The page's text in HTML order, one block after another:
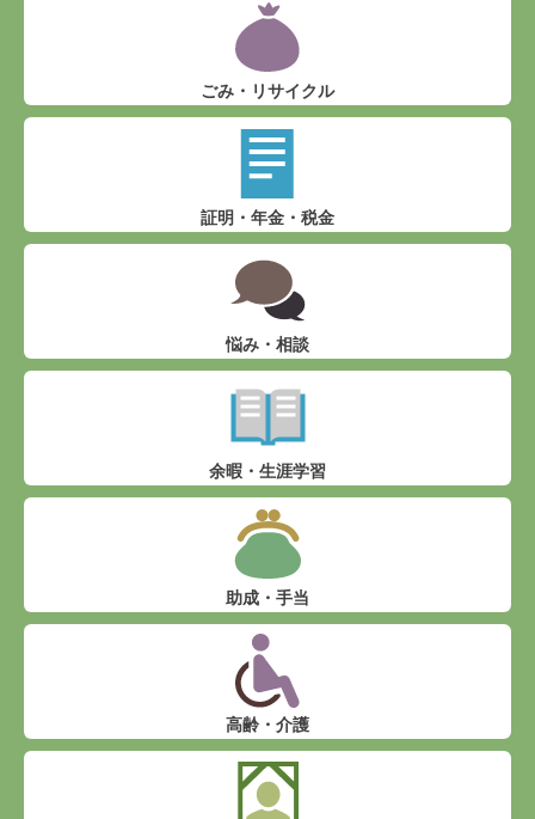
ごみ・リサイクル
証明・年金・税金
悩み・相談
余暇・生涯学習
助成・手当
高齢・介護